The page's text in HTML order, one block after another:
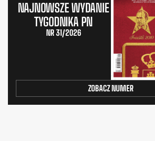
NAJNOWSZE WYDANIE
TYGODNIKA PN
NR 31/2026
ZOBACZ NUMER